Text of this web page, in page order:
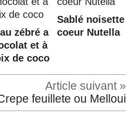
zébré a
et à
de coco
Sablé noisette
coeur Nutella
Article suivant »
feuillete ou Melloui